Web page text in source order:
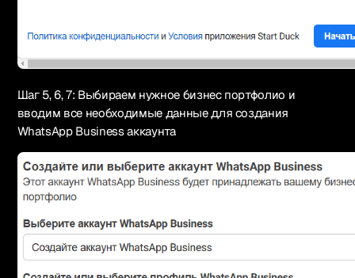
Шаг 5, 6, 7: Выбираем нужное бизнес портфолио и
вводим все необходимые данные для создания
WhatsApp Business аккаунта